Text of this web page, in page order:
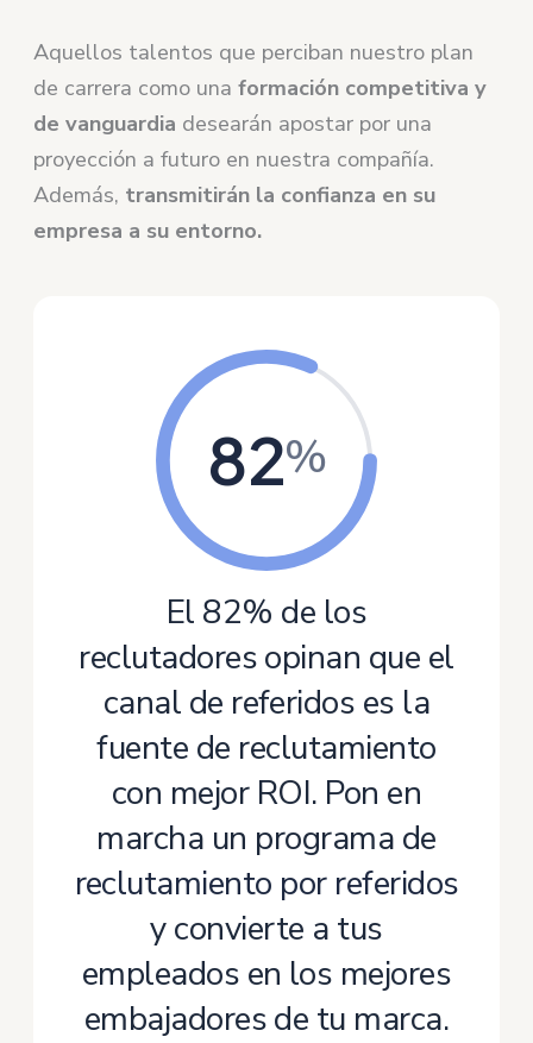
Aquellos talentos que perciban nuestro plan
de carrera como unaformación competitiva y
de vanguardia desearán apostar por una
proyección a futuro en nuestra compañía.
Además, transmitirán la confianza en su
empresa a su entorno.
82%
El 82% de los
reclutadores opinan que el
canal de referidos es la
fuente de reclutamiento
con mejor ROI. Pon en
marcha un programa de
reclutamiento por referidos
y convierte a tus
empleados en los mejores
embajadores de tu marca.